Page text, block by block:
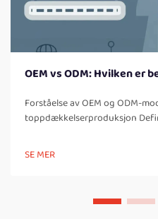
OEM vs ODM: Hvilken
Forståelse av OEM og ODM-
toppdækkelserproduksjon
«Original Equipment
selskap som lager produkter fra
SE MER